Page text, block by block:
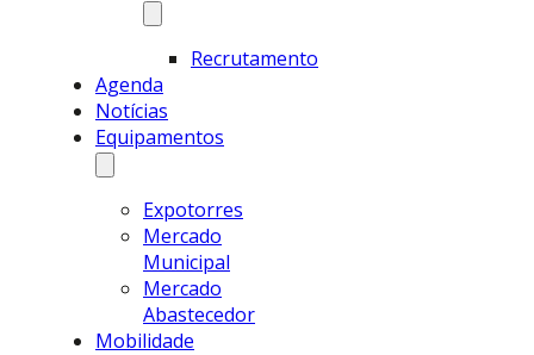
Recrutamento
Agenda
Notícias
Equipamentos
Expotorres
Mercado
Municipal
Mercado
Abastecedor
Mobilidade